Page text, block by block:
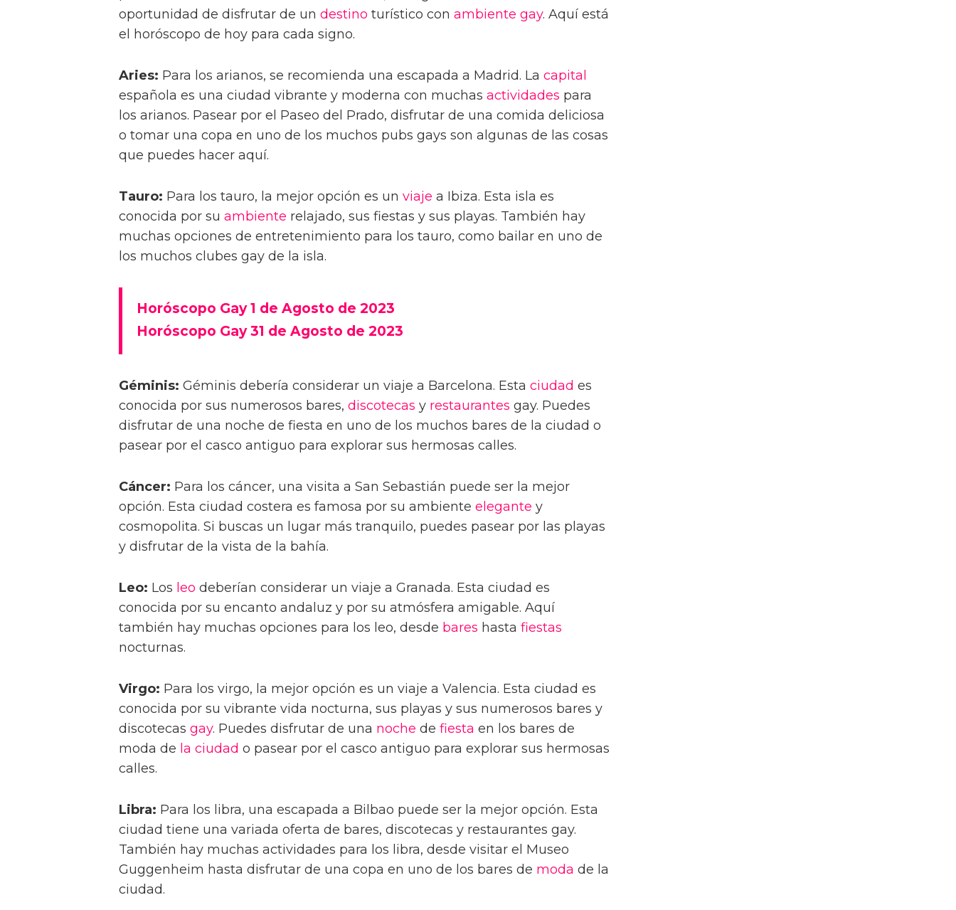
oportunidad de disfrutar de un destino turístico con ambiente gay. Aquí está
el horóscopo de hoy para cada signo.
Aries: Para los arianos, se recomienda una escapada a Madrid. La capital
española es una ciudad vibrante y moderna con muchas actividades para
los arianos. Pasear por el Paseo del Prado, disfrutar de una comida deliciosa
o tomar una copa en uno de los muchos pubs gays son algunas de las cosas
que puedes hacer aquí.
Tauro: Para los tauro, la mejor opción es un viaje a Ibiza. Esta isla es
conocida por su ambiente relajado, sus fiestas y sus playas. También hay
muchas opciones de entretenimiento para los tauro, como bailar en uno de
los muchos clubes gay de la isla.
Horóscopo Gay 1 de Agosto de 2023
Horóscopo Gay 31 de Agosto de 2023
Géminis: Géminis debería considerar un viaje a Barcelona. Esta ciudad es
conocida por sus numerosos bares, discotecas y restaurantes gay. Puedes
disfrutar de una noche de fiesta en uno de los muchos bares de la ciudad o
pasear por el casco antiguo para explorar sus hermosas calles.
Cáncer: Para los cáncer, una visita a San Sebastián puede ser la mejor
opción. Esta ciudad costera es famosa por su ambiente elegante y
cosmopolita. Si buscas un lugar más tranquilo, puedes pasear por las playas
y disfrutar de la vista de la bahía.
Leo: Los leo deberían considerar un viaje a Granada. Esta ciudad es
conocida por su encanto andaluz y por su atmósfera amigable. Aquí
también hay muchas opciones para los leo, desde bares hasta fiestas
nocturnas.
Virgo: Para los virgo, la mejor opción es un viaje a Valencia. Esta ciudad es
conocida por su vibrante vida nocturna, sus playas y sus numerosos bares y
discotecas gay. Puedes disfrutar de una noche de fiesta en los bares de
moda de la ciudad o pasear por el casco antiguo para explorar sus hermosas
calles.
Libra: Para los libra, una escapada a Bilbao puede ser la mejor opción. Esta
ciudad tiene una variada oferta de bares, discotecas y restaurantes gay.
También hay muchas actividades para los libra, desde visitar el Museo
Guggenheim hasta disfrutar de una copa en uno de los bares de moda de la
ciudad.